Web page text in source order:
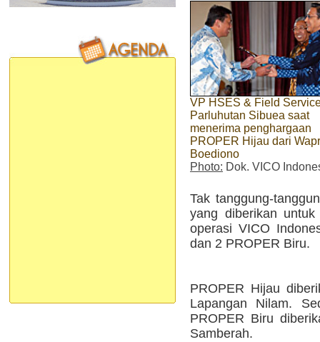
VP HSES & Field
Parluhutan Sibuea saat
menerima penghargaan
PROPER Hijau dari
Boediono
Photo: Dok. VICO
Tak tanggung-
yang diberikan
operasi VICO
dan 2 PROPER Biru.
PROPER Hijau
Lapangan Nilam.
PROPER Biru
Samberah.